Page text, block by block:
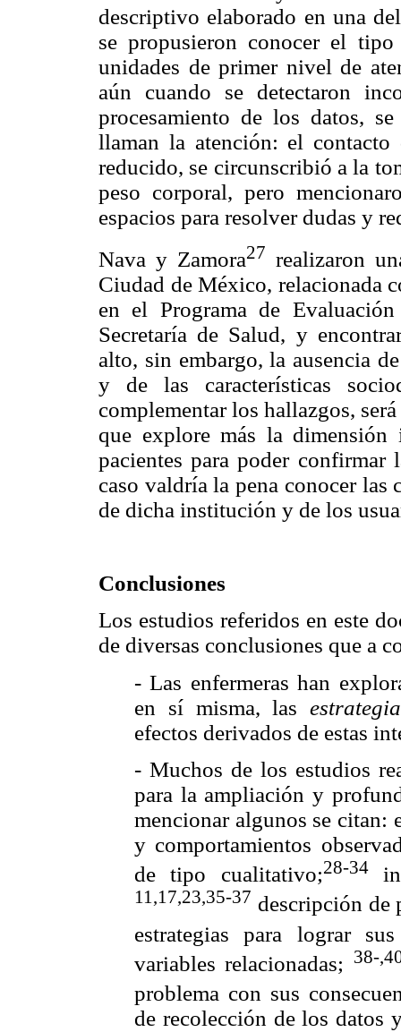
descriptivo elaborado en una
se propusieron conocer el tipo
unidades de primer nivel de
aún cuando se detectaron
procesamiento de los datos,
llaman la atención: el contacto
reducido, se circunscribió a la
peso corporal, pero
espacios para resolver dudas y
Nava y Zamora27 realizaron
Ciudad de México, relacionada
en el Programa de
Secretaría de Salud, y
alto, sin embargo, la ausencia
y de las características
complementar los hallazgos,
que explore más la dimensión
pacientes para poder
caso valdría la pena conocer las
de dicha institución y de los
Conclusiones
Los estudios referidos en este
de diversas conclusiones que a
- Las enfermeras han
en sí misma, las
efectos derivados de estas
- Muchos de los estudios
para la ampliación y
mencionar algunos se citan:
y comportamientos
de tipo cualitativo;28-34
11,17,23,35-37 descripción de
estrategias para lograr
variables relacionadas;
38-
problema con sus
de recolección de los datos